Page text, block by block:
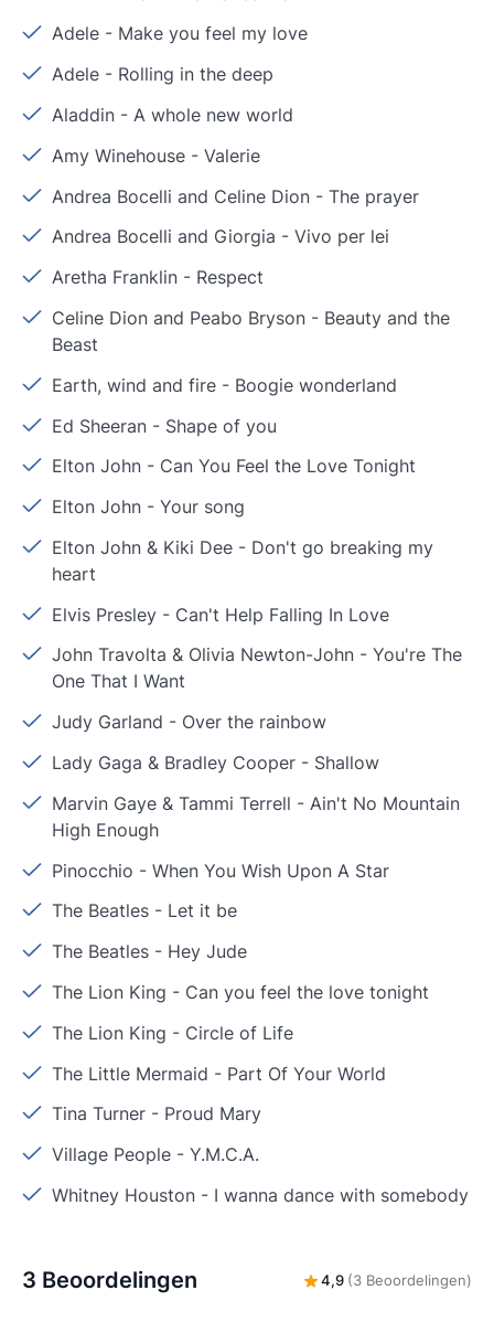
Adele - Make you feel my love
Adele - Rolling in the deep
Aladdin - A whole new world
Amy Winehouse -Valerie
Andrea Bocelli and Celine Dion -The prayer
Andrea Bocelli and Giorgia -Vivo per lei
Aretha Franklin - Respect
Celine Dion and Peabo Bryson - Beauty and the
Beast
Earth, wind and fire - Boogie wonderland
Ed Sheeran - Shape of you
Elton John - Can You Feel the Love Tonight
Elton John -Your song
Elton John & Kiki Dee - Don't go breaking my
heart
Elvis Presley - Can't Help Falling In Love
John Travolta & Olivia Newton-John -You're The
One That I Want
Judy Garland - Over the rainbow
Lady Gaga & Bradley Cooper - Shallow
Marvin Gaye & Tammi Terrell - Ain't No Mountain
High Enough
Pinocchio -When You Wish Upon A Star
The Beatles - Let it be
The Beatles - Hey Jude
The Lion King - Can you feel the love tonight
The Lion King - Circle of Life
The Little Mermaid - Part Of Your World
Tina Turner - Proud Mary
Village People -Y.M.C.A.
Whitney Houston - I wanna dance with somebody
3 Beoordelingen 4,9 (3 Beoordelingen)